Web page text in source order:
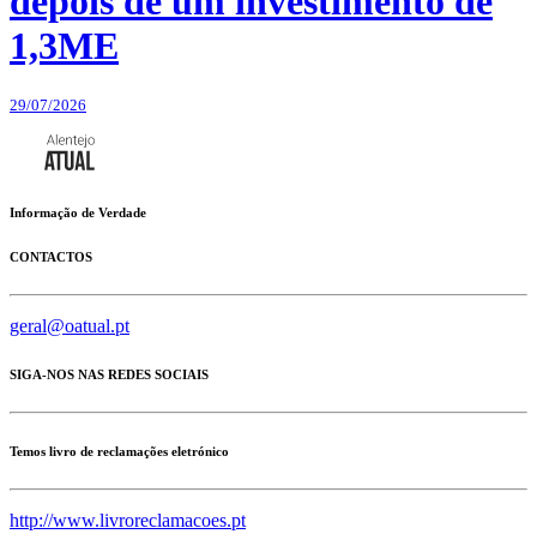
1,3ME
29/07/2026
Informação de Verdade
CONTACTOS
geral@oatual.pt
SIGA-NOS NAS REDES SOCIAIS
Temos livro de reclamações eletrónico
http://www.livroreclamacoes.pt